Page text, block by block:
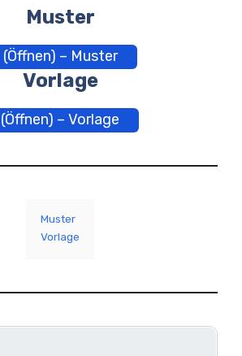
Muster
(Öffnen) – Muster
Vorlage
(Öffnen) – Vorlage
Muster
Vorlage